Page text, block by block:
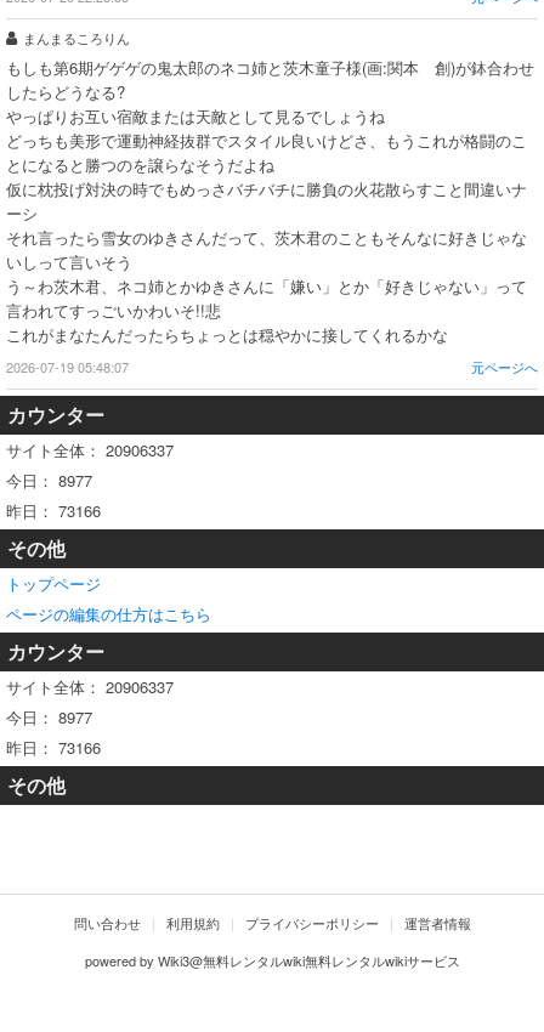
まんまるころりん
もしも第6期ゲゲゲの鬼太郎のネコ姉と茨木童子様(画:関本 創)が鉢合わせ
したらどうなる?
やっぱりお互い宿敵または天敵として見るでしょうね
どっちも美形で運動神経抜群でスタイル良いけどさ、もうこれが格闘のこ
とになると勝つのを譲らなそうだよね
仮に枕投げ対決の時でもめっさバチバチに勝負の火花散らすこと間違いナ
ーシ
それ言ったら雪女のゆきさんだって、茨木君のこともそんなに好きじゃな
いしって言いそう
う～わ茨木君、ネコ姉とかゆきさんに「嫌い」とか「好きじゃない」って
言われてすっごいかわいそ!!悲
これがまなたんだったらちょっとは穏やかに接してくれるかな
2026-07-19 05:48:07 元ページへ
カウンター
サイト全体： 20906337
今日： 8977
昨日： 73166
その他
トップページ
ページの編集の仕方はこちら
カウンター
サイト全体： 20906337
今日： 8977
昨日： 73166
その他
問い合わせ 利用規約 プライバシーポリシー
運営者情報
powered by Wiki3@無料レンタルwiki無料レンタルwikiサービス